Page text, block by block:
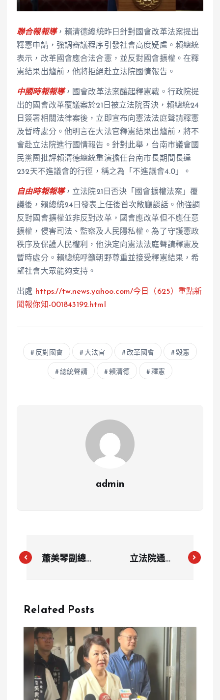
聯合報報導，賴清德總統昨日針對國會改革法案提出
釋憲申請，強調審議程序引發社會高度疑慮。賴總統
表示，改革國會應合法合憲，並反對國會擴權。在釋
憲結果出爐前，他將拒絕赴立法院國情報告。
中國時報報導，國會改革法案釀起釋憲戰。行政院提
出的國會改革覆議案於21日被立法院否決，賴總統24
日簽署相關法律案後，立即宣布向憲法法庭聲請釋憲
及暫時處分。他明言在大法官釋憲結果出爐前，將不
會赴立法院進行國情報告。針對此舉，台南市議會國
民黨團批評賴清德總統重演擔任台南市長期間長達
232天不進議會的行徑，稱之為「不進議會4.0」。
自由時報報導，立法院21日否決「國會擴權法案」覆
議後，賴總統24日發表上任後首次敞廳談話。他強調
反對國會擴權並非反對改革，國會應改革但不應任意
擴權，侵害司法、監察及人民隱私權。為了守護憲政
秩序及保護人民權利，他決定向憲法法庭聲請釋憲及
暫時處分。賴總統呼籲朝野尊重並接受釋憲結果，希
望社會大眾能夠支持。
出處 https://tw.news.yahoo.com/今日
（625）重點新
聞報你知-001843192.html
反對國會 大法官 改革國會 毀憲
總統聲請 賴清德 釋憲
admin
蕭美琴副總統
演說
立法院通過
Related Posts